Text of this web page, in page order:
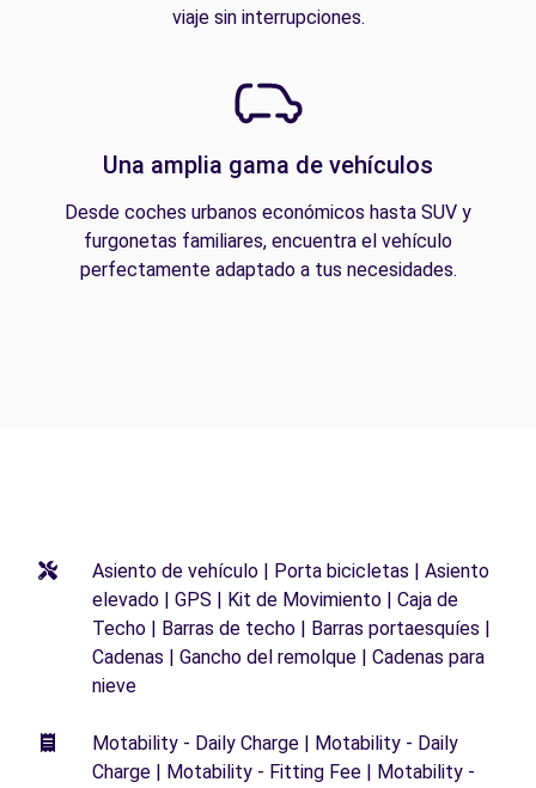
viaje sin interrupciones.
Una amplia gama de vehículos
Desde coches urbanos económicos hasta SUV y
furgonetas familiares, encuentra el vehículo
perfectamente adaptado a tus necesidades.
Asiento de vehículo | Porta bicicletas | Asiento
elevado | GPS | Kit de Movimiento | Caja de
Techo | Barras de techo | Barras portaesquíes |
Cadenas | Gancho del remolque | Cadenas para
nieve
Motability - Daily Charge | Motability - Daily
Charge | Motability - Fitting Fee | Motability -